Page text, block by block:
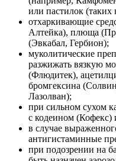
или пастилок
отхаркивающие
Алтейка), плюща
(Эвкабал, Гербион);
муколитические
разжижать вязкую
(Флюдитек),
бромгексина
Лазолван);
при сильном сухом
с кодеином (Кофекс)
в случае
антигистаминные
при подозрении на